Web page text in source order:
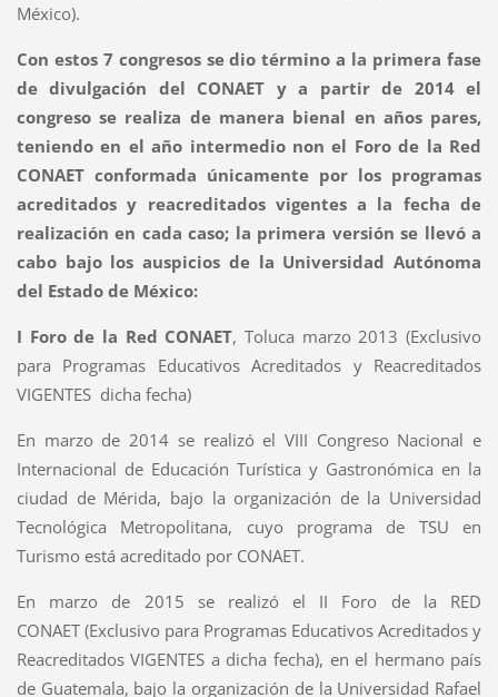
México).
Con estos 7 congresos se dio término a la primera fase
de divulgación del CONAET y a partir de 2014 el
congreso se realiza de manera bienal en años pares,
teniendo en el año intermedio non el Foro de la Red
CONAET conformada únicamente por los programas
acreditados y reacreditados vigentes a la fecha de
realización en cada caso; la primera versión se llevó a
cabo bajo los auspicios de la Universidad Autónoma
del Estado de México:
I Foro de la Red CONAET, Toluca marzo 2013 (Exclusivo
para Programas Educativos Acreditados y Reacreditados
VIGENTES dicha fecha)
En marzo de 2014 se realizó el VIII Congreso Nacional e
Internacional de Educación Turística y Gastronómica en la
ciudad de Mérida, bajo la organización de la Universidad
Tecnológica Metropolitana, cuyo programa de TSU en
Turismo está acreditado por CONAET.
En marzo de 2015 se realizó el II Foro de la RED
CONAET (Exclusivo para Programas Educativos Acreditados y
Reacreditados VIGENTES a dicha fecha), en el hermano país
de Guatemala, bajo la organización de la Universidad Rafael